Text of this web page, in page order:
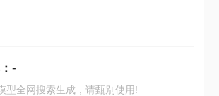
-
型全网搜索生成，请甄别使用!